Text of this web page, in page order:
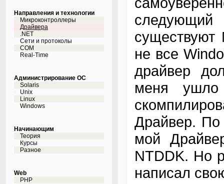
Направления и технологии
Микроконтроллеры
Драйвера
.NET
Сети и протоколы
COM
Real-Time
Администрирование ОС
Solaris
Unix
Linux
Windows
Начинающим
Теория
Курсы
Разное
Web
PHP
существуют
не все
драйвер
меня
Драйвер. По
мой
NTDDK. Но
написал